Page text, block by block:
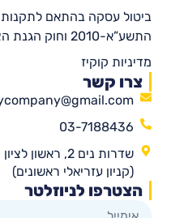
ביטול עסקה בהתאם
התשע”א-2010 וחוק הגנת הצרכן, התשמ”א-1981″
מדיניות קוקיז
צרו קשר
03-7188436
שדרות נים 2, ראשון לציון
(קניון עזריאלי ראשונים)
הצטרפו לניוזלטר